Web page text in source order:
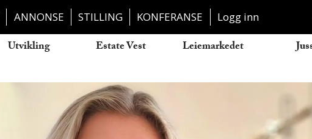
ANNONSE STILLING KONFERANSE Logg inn
Utvikling Estate Vest Leiemarkedet